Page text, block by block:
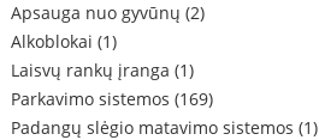
Apsauga nuo gyvūnų (2)
Alkoblokai (1)
Laisvų rankų įranga (1)
Parkavimo sistemos (169)
Padangų slėgio matavimo sistemos (1)